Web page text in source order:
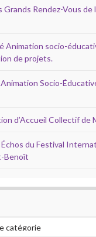
Rendez-Vous de
Animation socio-
de projets.
Socio-
d’Accueil Collectif de
du Festival
Benoît